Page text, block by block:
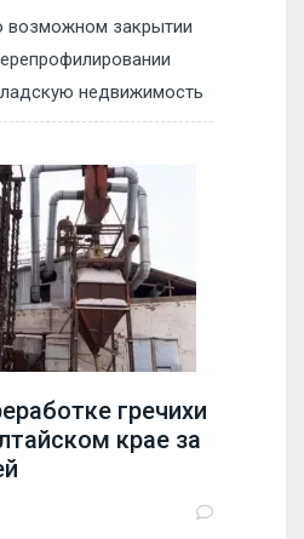
закрытии
недвижимость
гречихи
крае за